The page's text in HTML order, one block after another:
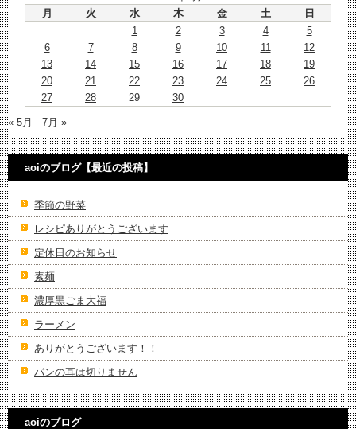
月
火 水 木 金 土
日
1
2 3 4
5
6
7 8 9 10 11
12
13
14 15 16 17 18
19
20
21 22 23 24 25
26
27
28 29 30
« 5月 7月 »
aoiのブログ【最近の投稿】
季節の野菜
レシピありがとうございます
定休日のお知らせ
素麺
濃厚黒ごま大福
ラーメン
ありがとうございます！！
パンの耳は切りません
aoiのブログ